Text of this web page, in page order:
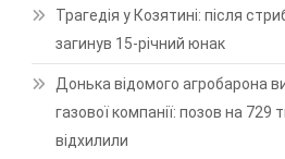
Трагедія у Козятині: після
загинув 15-річний юнак
Донька відомого агробарона
газової компанії: позов на 729
відхилили